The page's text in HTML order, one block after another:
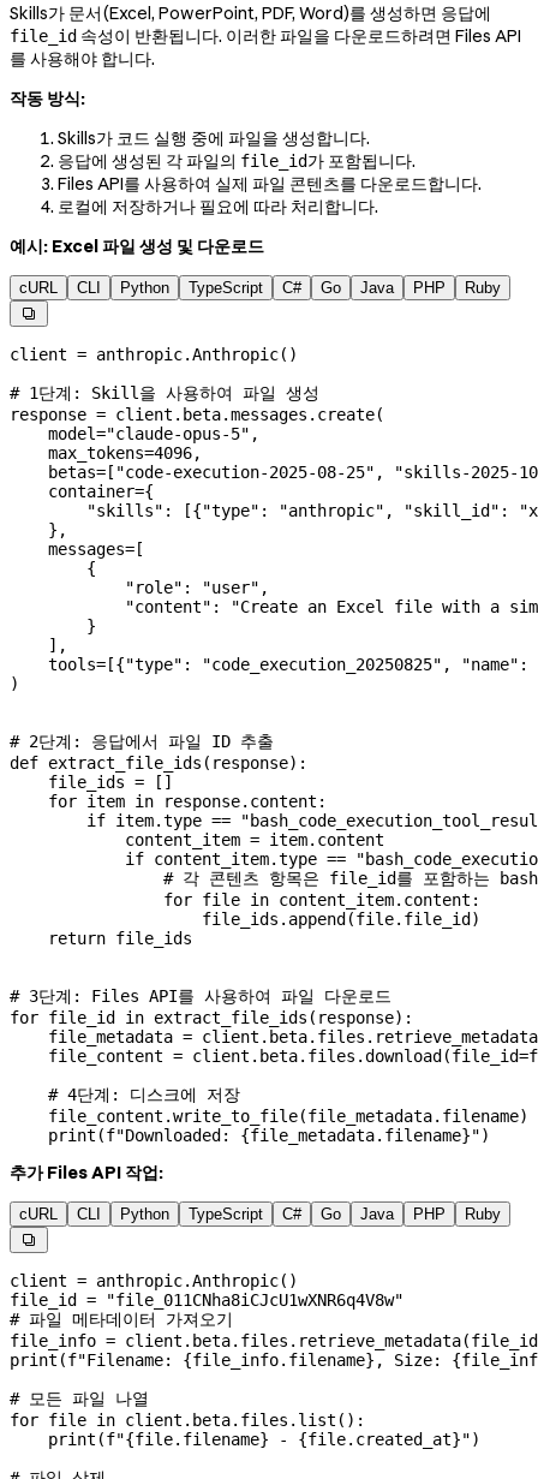
Skills가 문서(Excel, PowerPoint, PDF, Word)를 생성하면 응답에
file_id 속성이 반환됩니다. 이러한 파일을 다운로드하려면 Files API
를 사용해야 합니다.
작동 방식:
Skills가 코드 실행 중에 파일을 생성합니다.
응답에 생성된 각 파일의 file_id가 포함됩니다.
Files API를 사용하여 실제 파일 콘텐츠를 다운로드합니다.
로컬에 저장하거나 필요에 따라 처리합니다.
예시: Excel 파일 생성 및 다운로드
cURL CLI Python TypeScript C# Go Java PHP Ruby

client = anthropic.Anthropic()
# 1단계: Skill을 사용하여 파일 생성
response = client.beta.messages.create(
    model
="claude-opus-5" ,
    max_tokens
=4096,
    betas
= [ "code-execution-2025-08-25" ,
"skills-2025-
    container
={
        "skills"
: [{"type" : "anthropic" , "skill_id" :
    },
    messages
= [
        {
            "role"
: "user" ,
            "content"
:
"Create an Excel file with a
        }
    ],
    tools
= [{"type" : "code_execution_20250825" , "name" :
)
# 2단계: 응답에서 파일 ID 추출
def extract_file_ids ( response):
    file_ids
= []
    for
item in response.content:
        if
item.type ==
            content_item
= item.content
            if
content_item.type ==
# 각 콘텐츠 항목은 file_id를 포함하는
                for
file in content_item.content:
                    file_ids.append(
file.file_id)
    return
file_ids
# 3단계: Files API를 사용하여 파일 다운로드
for file_id in extract_file_ids(response):
    file_metadata
=
    file_content
= client.beta.files.download(file_id=
    # 4단계: 디스크에 저장
    file_content.write_to_file(file_metadata.filename)
    print
(f"Downloaded: {file_metadata.filename}")
추가 Files API 작업:
cURL CLI Python TypeScript C# Go Java PHP Ruby

client = anthropic.Anthropic()
file_id = "file_011CNha8iCJcU1wXNR6q4V8w"
# 파일 메타데이터 가져오기
file_info = client.beta.files.retrieve_metadata(file_id
print (f"Filename: {file_info.filename} , Size: {
# 모든 파일 나열
for file in client.beta.files.list():
    print
(f"{file.filename} - {file.created_at}")